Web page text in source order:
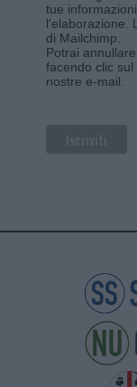
tue
l'elaborazione.
di Mailchimp
Potrai
facendo clic
nostre e-mail.